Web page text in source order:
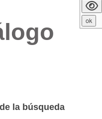
la búsqueda